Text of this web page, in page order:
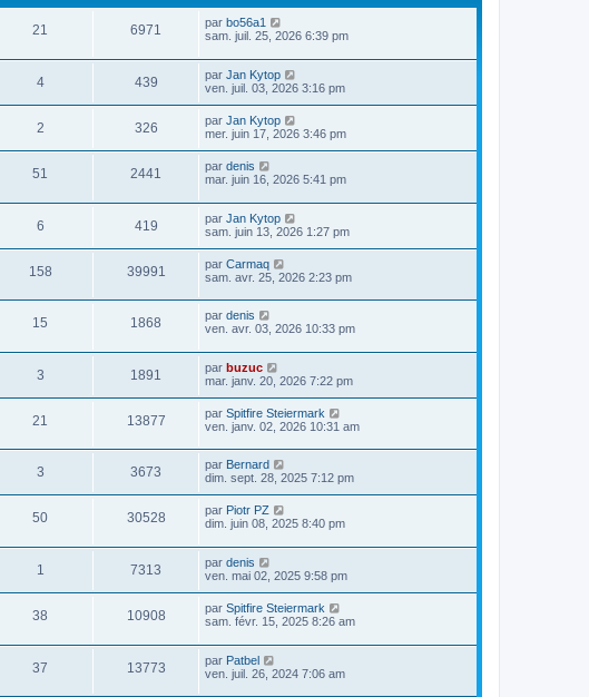
21 6971 par bo56a1
sam. juil. 25, 2026 6:39 pm
4 439 par Jan Kytop
ven. juil. 03, 2026 3:16 pm
2 326 par Jan Kytop
mer. juin 17, 2026 3:46 pm
51 2441 par denis
mar. juin 16, 2026 5:41 pm
6 419 par Jan Kytop
sam. juin 13, 2026 1:27 pm
158 39991 par Carmaq
sam. avr. 25, 2026 2:23 pm
15 1868 par denis
ven. avr. 03, 2026 10:33 pm
3 1891 par buzuc
mar. janv. 20, 2026 7:22 pm
21 13877 par Spitfire Steiermark
ven. janv. 02, 2026 10:31 am
3 3673 par Bernard
dim. sept. 28, 2025 7:12 pm
50 30528 par Piotr PZ
dim. juin 08, 2025 8:40 pm
1 7313 par denis
ven. mai 02, 2025 9:58 pm
38 10908 par Spitfire Steiermark
sam. févr. 15, 2025 8:26 am
37 13773 par Patbel
ven. juil. 26, 2024 7:06 am